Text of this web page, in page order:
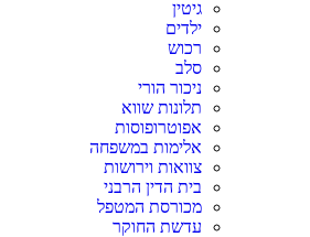
גיטין
ילדים
רכוש
סלב
ניכור הורי
תלונות שווא
אפוטרופוסות
אלימות במשפחה
צוואות וירושות
בית הדין הרבני
מכורסת המטפל
עדשת החוקר